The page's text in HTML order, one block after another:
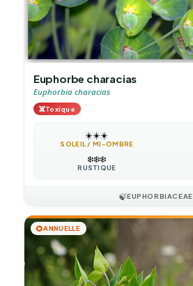
Euphorbe characias
Euphorbia characias
☠️Toxique
☀️☀️☀️
SOLEIL / MI-OMBRE
❄️❄️❄️
RUSTIQUE
🍃EUPHORBIACEAE
🌻ANNUELLE